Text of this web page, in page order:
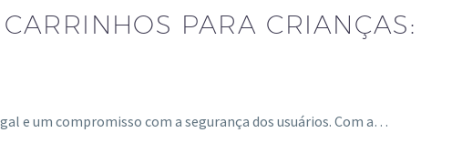
PARA CRIANÇAS:
e um compromisso com a segurança dos usuários. Com a…